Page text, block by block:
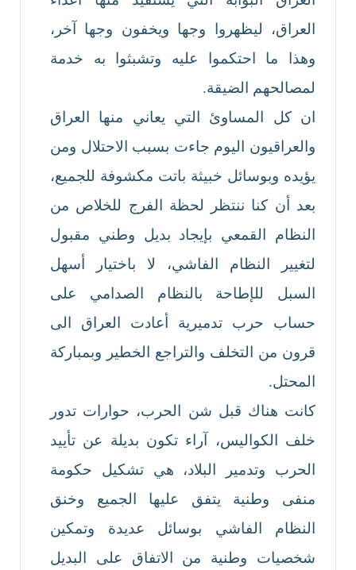
العراق، ليظهروا وجها ويخفون وجها آخر،
وهذا ما احتكموا عليه وتشبثوا به خدمة
لمصالحهم الضيقة.
ان كل المساوئ التي يعاني منها العراق
والعراقيون اليوم جاءت بسبب الاحتلال ومن
يؤيده وبوسائل خبيثة باتت مكشوفة للجميع،
بعد أن كنا ننتظر لحظة الفرج للخلاص من
النظام القمعي بإيجاد بديل وطني مقبول
لتغيير النظام الفاشي، لا باختيار أسهل
السبل للإطاحة بالنظام الصدامي على
حساب حرب تدميرية أعادت العراق الى
قرون من التخلف والتراجع الخطير وبمباركة
المحتل.
كانت هناك قبل شن الحرب، حوارات تدور
خلف الكواليس، آراء تكون بديلة عن تأييد
الحرب وتدمير البلاد، هي تشكيل حكومة
منفى وطنية يتفق عليها الجميع وخنق
النظام الفاشي بوسائل عديدة وتمكين
شخصيات وطنية من الاتفاق على البديل